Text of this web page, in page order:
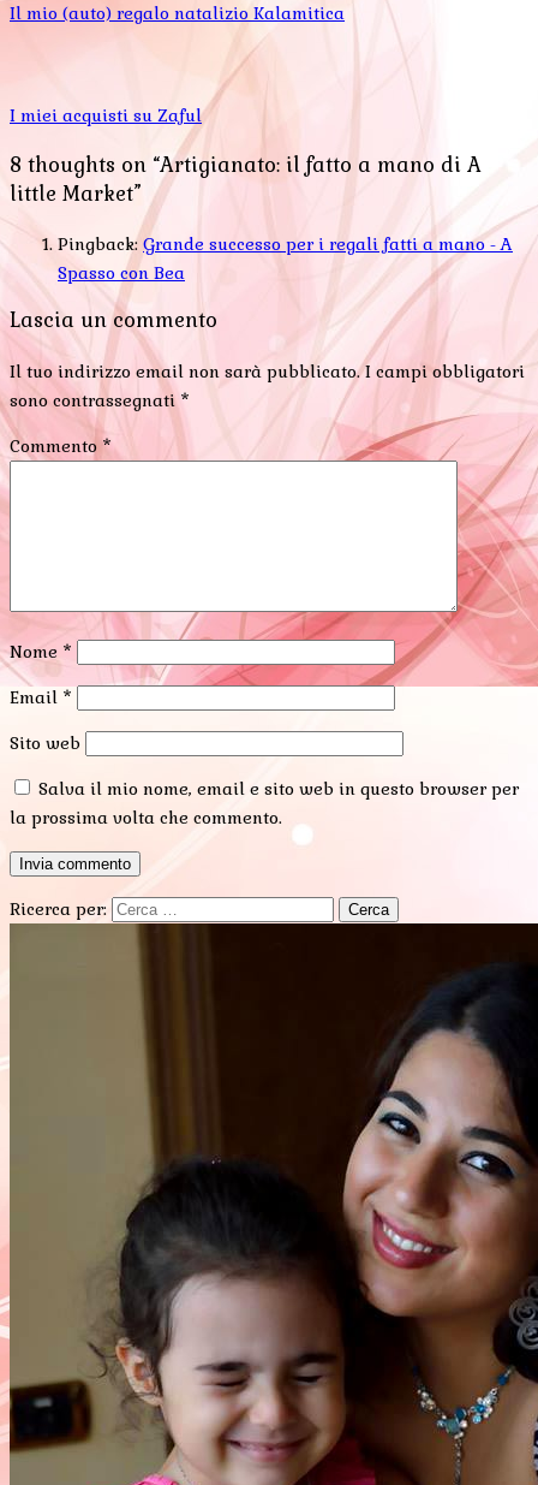
Il mio (auto) regalo natalizio Kalamitica
I miei acquisti su Zaful
8 thoughts on “Artigianato: il fatto a mano di A
little Market”
Pingback: Grande successo per i regali fatti a mano - A
Spasso con Bea
Lascia un commento
Il tuo indirizzo email non sarà pubblicato. I campi obbligatori
sono contrassegnati *
Commento *
Nome *
Email *
Sito web
Salva il mio nome, email e sito web in questo browser per
la prossima volta che commento.
Ricerca per: